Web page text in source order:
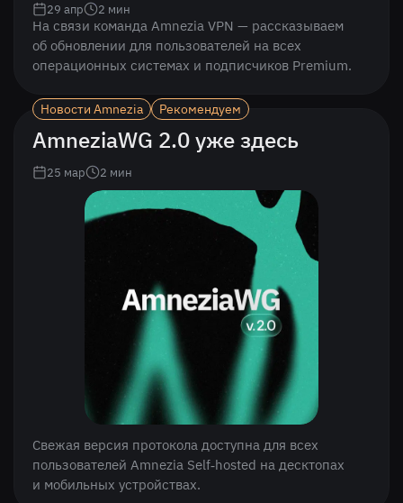
На связи команда Amnezia VPN — рассказываем
об обновлении для пользователей на всех
операционных системах и подписчиков Premium.
29 апр 2 мин
Новости Amnezia Рекомендуем
AmneziaWG 2.0 уже здесь
25 мар 2 мин
Свежая версия протокола доступна для всех
пользователей Amnezia Self‑hosted на десктопах
и мобильных устройствах.